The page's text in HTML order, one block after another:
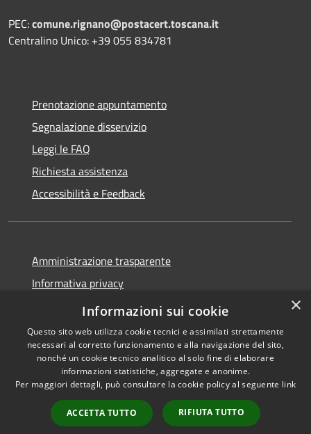
PEC:comune.rignano@postacert.toscana.it
Centralino Unico: +39 055 834781
Prenotazione appuntamento
Segnalazione disservizio
Leggi le FAQ
Richiesta assistenza
Accessibilità e Feedback
Amministrazione trasparente
Informativa privacy
Accessibilità
IBAN, CCP, fatturazione
elettronica e altri codici
×
Informazioni sui cookie
Questo sito web utilizza cookie tecnici e assimilati strettamente
necessari al corretto funzionamento e alla navigazione del sito,
nonché un cookie tecnico analitico al solo fine di elaborare
informazioni statistiche, aggregate e anonime.
Per maggiori dettagli, può consultare la cookie policy al seguente link
ACCETTA TUTTO RIFIUTA TUTTO